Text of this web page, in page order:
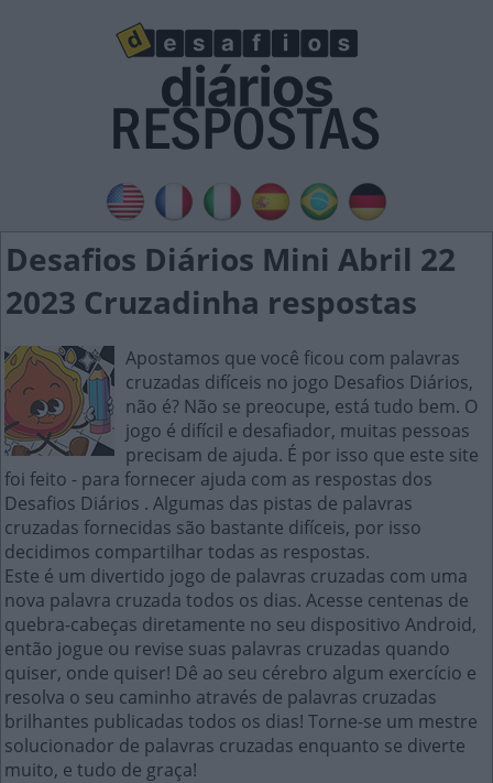
Desafios Diários Mini Abril 22
2023 Cruzadinha respostas
Apostamos que você ficou com palavras
cruzadas difíceis no jogo Desafios Diários,
não é? Não se preocupe, está tudo bem. O
jogo é difícil e desafiador, muitas pessoas
precisam de ajuda. É por isso que este site
foi feito - para fornecer ajuda com as respostas dos
Desafios Diários . Algumas das pistas de palavras
cruzadas fornecidas são bastante difíceis, por isso
decidimos compartilhar todas as respostas.
Este é um divertido jogo de palavras cruzadas com uma
nova palavra cruzada todos os dias. Acesse centenas de
quebra-cabeças diretamente no seu dispositivo Android,
então jogue ou revise suas palavras cruzadas quando
quiser, onde quiser! Dê ao seu cérebro algum exercício e
resolva o seu caminho através de palavras cruzadas
brilhantes publicadas todos os dias! Torne-se um mestre
solucionador de palavras cruzadas enquanto se diverte
muito, e tudo de graça!